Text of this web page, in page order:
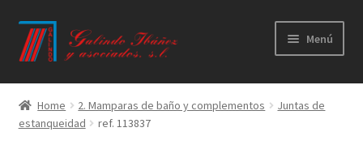
Ir
a
Ir
al
Menú
Principal
Productos
Home 2. Mamparas de baño y complementos
Juntas de
estanqueidad
ref. 113837